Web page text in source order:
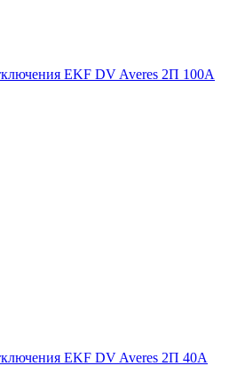
EKF DV Averes 2П 100А
EKF DV Averes 2П 40А